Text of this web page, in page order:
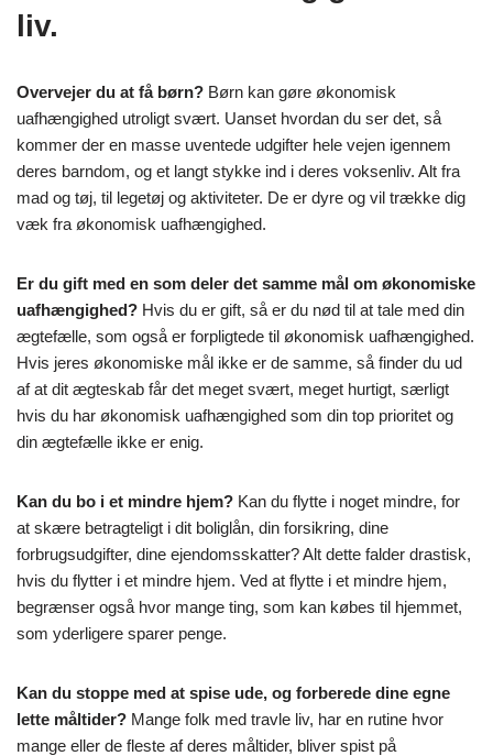
liv.
Overvejer du at få børn? Børn kan gøre økonomisk
uafhængighed utroligt svært. Uanset hvordan du ser det, så
kommer der en masse uventede udgifter hele vejen igennem
deres barndom, og et langt stykke ind i deres voksenliv. Alt fra
mad og tøj, til legetøj og aktiviteter. De er dyre og vil trække dig
væk fra økonomisk uafhængighed.
Er du gift med en som deler det samme mål om økonomiske
uafhængighed? Hvis du er gift, så er du nød til at tale med din
ægtefælle, som også er forpligtede til økonomisk uafhængighed.
Hvis jeres økonomiske mål ikke er de samme, så finder du ud
af at dit ægteskab får det meget svært, meget hurtigt, særligt
hvis du har økonomisk uafhængighed som din top prioritet og
din ægtefælle ikke er enig.
Kan du bo i et mindre hjem? Kan du flytte i noget mindre, for
at skære betragteligt i dit boliglån, din forsikring, dine
forbrugsudgifter, dine ejendomsskatter? Alt dette falder drastisk,
hvis du flytter i et mindre hjem. Ved at flytte i et mindre hjem,
begrænser også hvor mange ting, som kan købes til hjemmet,
som yderligere sparer penge.
Kan du stoppe med at spise ude, og forberede dine egne
lette måltider? Mange folk med travle liv, har en rutine hvor
mange eller de fleste af deres måltider, bliver spist på